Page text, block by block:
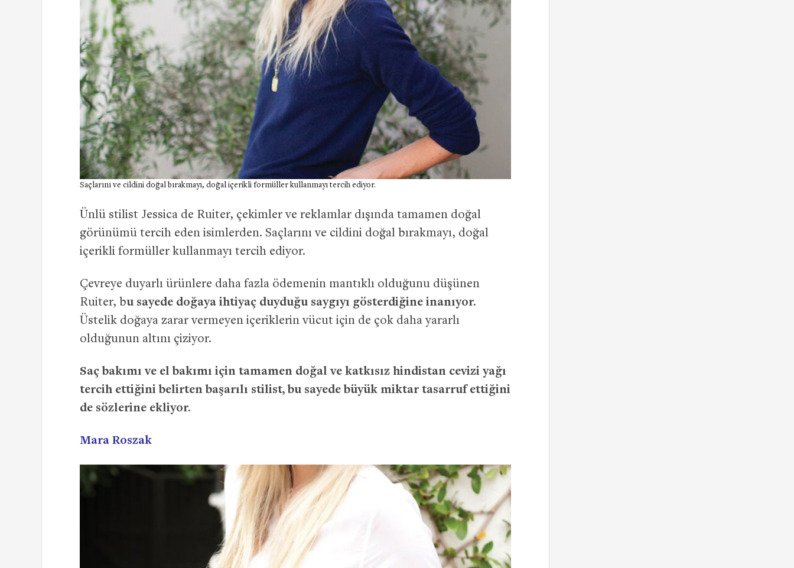
Saçlarını ve cildini doğal bırakmayı, doğal içerikli formüller kullanmayı tercih ediyor.
Ünlü stilist Jessica de Ruiter, çekimler ve reklamlar dışında tamamen doğal
görünümü tercih eden isimlerden. Saçlarını ve cildini doğal bırakmayı, doğal
içerikli formüller kullanmayı tercih ediyor.
Çevreye duyarlı ürünlere daha fazla ödemenin mantıklı olduğunu düşünen
Ruiter, bu sayede doğaya ihtiyaç duyduğu saygıyı gösterdiğine inanıyor.
Üstelik doğaya zarar vermeyen içeriklerin vücut için de çok daha yararlı
olduğunun altını çiziyor.
Saç bakımı ve el bakımı için tamamen doğal ve katkısız hindistan cevizi yağı
tercih ettiğini belirten başarılı stilist, bu sayede büyük miktar tasarruf ettiğini
de sözlerine ekliyor.
Mara Roszak